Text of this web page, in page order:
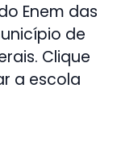
Enem das
de
Clique
a escola